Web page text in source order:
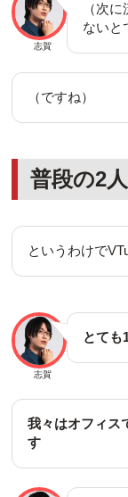
志賀
（次
ないと
（ですね）
普段の2
というわけで
志賀
とても
我々はオフィス
す